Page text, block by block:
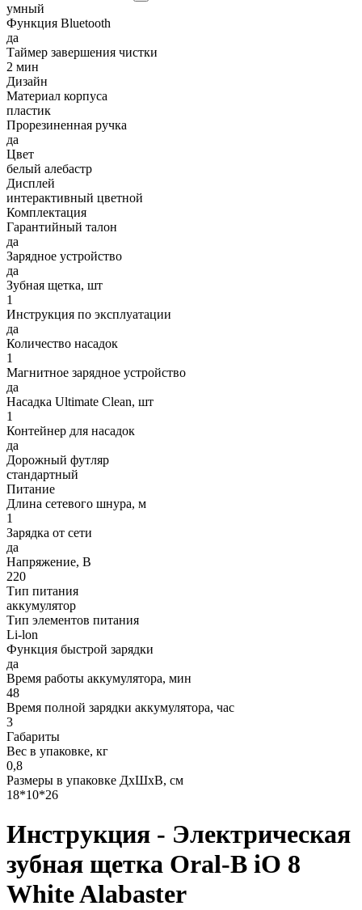
умный
Функция Bluetooth
да
Таймер завершения чистки
2 мин
Дизайн
Материал корпуса
пластик
Прорезиненная ручка
да
Цвет
белый алебастр
Дисплей
интерактивный цветной
Комплектация
Гарантийный талон
да
Зарядное устройство
да
Зубная щетка, шт
1
Инструкция по эксплуатации
да
Количество насадок
1
Магнитное зарядное устройство
да
Насадка Ultimate Clean, шт
1
Контейнер для насадок
да
Дорожный футляр
стандартный
Питание
Длина сетевого шнура, м
1
Зарядка от сети
да
Напряжение, В
220
Тип питания
аккумулятор
Тип элементов питания
Li-lon
Функция быстрой зарядки
да
Время работы аккумулятора, мин
48
Время полной зарядки аккумулятора, час
3
Габариты
Вес в упаковке, кг
0,8
Размеры в упаковке ДxШxВ, см
18*10*26
Инструкция - Электрическая
зубная щетка Oral-B iO 8
White Alabaster